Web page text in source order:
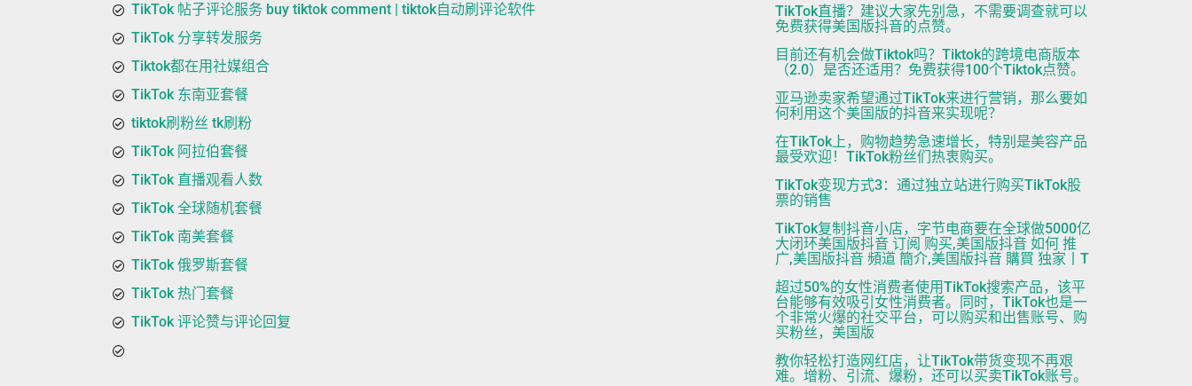
TikTok 帖子评论服务 buy tiktok comment | tiktok自动刷评论软件
TikTok 分享转发服务
Tiktok都在用社媒组合
TikTok 东南亚套餐
tiktok刷粉丝 tk刷粉
TikTok 阿拉伯套餐
TikTok 直播观看人数
TikTok 全球随机套餐
TikTok 南美套餐
TikTok 俄罗斯套餐
TikTok 热门套餐
TikTok 评论赞与评论回复
TikTok直播？建议大家先别急，不需要调查就可以
免费获得美国版抖音的点赞。
目前还有机会做Tiktok吗？Tiktok的跨境电商版本
（2.0）是否还适用？免费获得100个Tiktok点赞。
亚马逊卖家希望通过TikTok来进行营销，那么要如
何利用这个美国版的抖音来实现呢？
在TikTok上，购物趋势急速增长，特别是美容产品
最受欢迎！TikTok粉丝们热衷购买。
TikTok变现方式3：通过独立站进行购买TikTok股
票的销售
TikTok复制抖音小店，字节电商要在全球做5000亿
大闭环美国版抖音 订阅 购买,美国版抖音 如何 推
广,美国版抖音 頻道 簡介,美国版抖音 購買 独家丨T
超过50%的女性消费者使用TikTok搜索产品，该平
台能够有效吸引女性消费者。同时，TikTok也是一
个非常火爆的社交平台，可以购买和出售账号、购
买粉丝，美国版
教你轻松打造网红店，让TikTok带货变现不再艰
难。增粉、引流、爆粉，还可以买卖TikTok账号。